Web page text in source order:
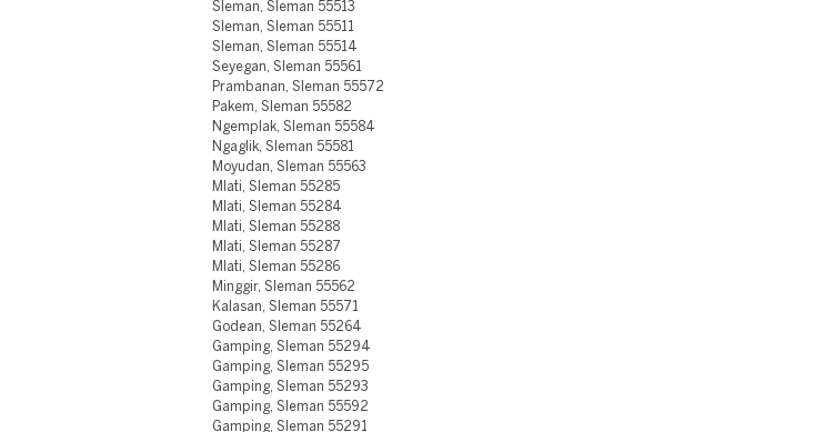
Sleman, Sleman 55513
Sleman, Sleman 55511
Sleman, Sleman 55514
Seyegan, Sleman 55561
Prambanan, Sleman 55572
Pakem, Sleman 55582
Ngemplak, Sleman 55584
Ngaglik, Sleman 55581
Moyudan, Sleman 55563
Mlati, Sleman 55285
Mlati, Sleman 55284
Mlati, Sleman 55288
Mlati, Sleman 55287
Mlati, Sleman 55286
Minggir, Sleman 55562
Kalasan, Sleman 55571
Godean, Sleman 55264
Gamping, Sleman 55294
Gamping, Sleman 55295
Gamping, Sleman 55293
Gamping, Sleman 55592
Gamping, Sleman 55291